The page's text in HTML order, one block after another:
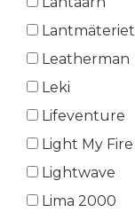
Lantmäteriet
Leatherman
Leki
Lifeventure
Light My Fire
Lightwave
Lima 2000